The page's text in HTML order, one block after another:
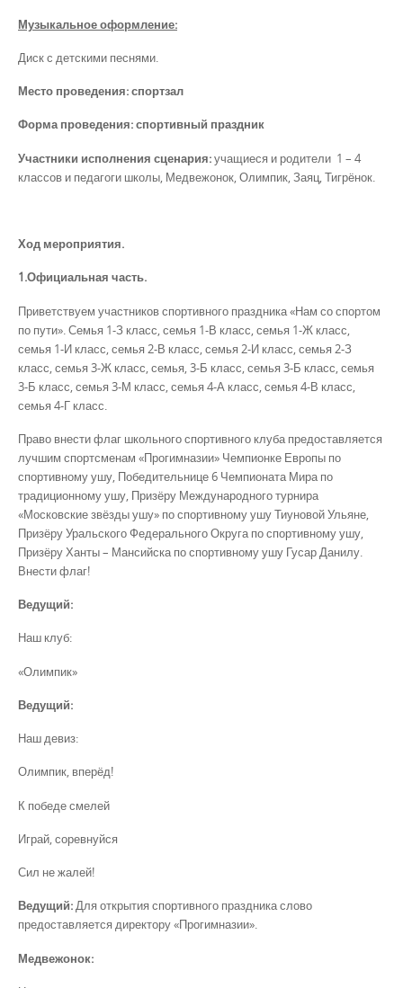
Музыкальное оформление:
Диск с детскими песнями.
Место проведения: спортзал
Форма проведения: спортивный праздник
Участники исполнения сценария:учащиеся и родители 1 – 4
классов и педагоги школы, Медвежонок, Олимпик, Заяц, Тигрёнок.
Ход мероприятия.
1.Официальная часть.
Приветствуем участников спортивного праздника «Нам со спортом
по пути». Семья 1-З класс, семья 1-В класс, семья 1-Ж класс,
семья 1-И класс, семья 2-В класс, семья 2-И класс, семья 2-З
класс, семья 3-Ж класс, семья, 3-Б класс, семья 3-Б класс, семья
3-Б класс, семья 3-М класс, семья 4-А класс, семья 4-В класс,
семья 4-Г класс.
Право внести флаг школьного спортивного клуба предоставляется
лучшим спортсменам «Прогимназии» Чемпионке Европы по
спортивному ушу, Победительнице 6 Чемпионата Мира по
традиционному ушу, Призёру Международного турнира
«Московские звёзды ушу» по спортивному ушу Тиуновой Ульяне,
Призёру Уральского Федерального Округа по спортивному ушу,
Призёру Ханты – Мансийска по спортивному ушу Гусар Данилу.
Внести флаг!
Ведущий:
Наш клуб:
«Олимпик»
Ведущий:
Наш девиз:
Олимпик, вперёд!
К победе смелей
Играй, соревнуйся
Сил не жалей!
Ведущий:Для открытия спортивного праздника слово
предоставляется директору «Прогимназии».
Медвежонок: